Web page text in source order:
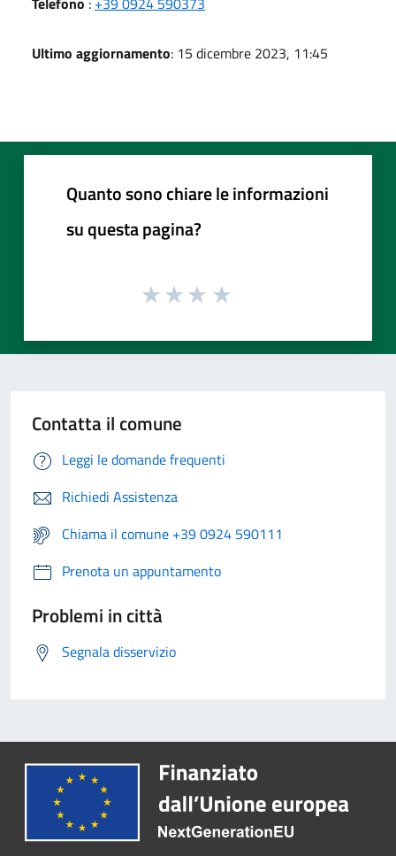
Ultimo aggiornamento: 15 dicembre 2023, 11:45
Quanto sono chiare le informazioni
su questa pagina?
Contatta il comune
Leggi le domande frequenti
Richiedi Assistenza
Chiama il comune +39 0924 590111
Prenota un appuntamento
Problemi in città
Segnala disservizio